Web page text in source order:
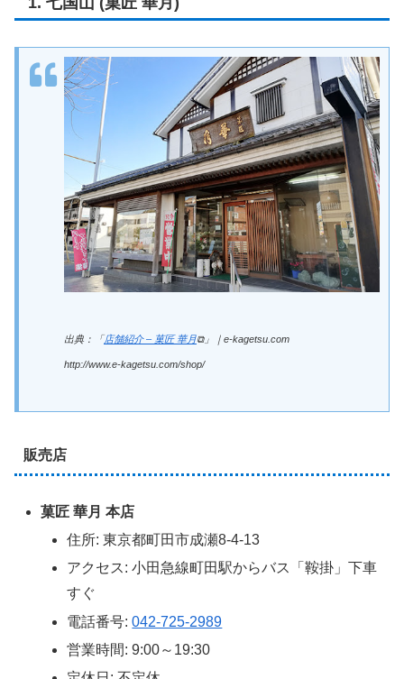
出典：「 店舗紹介 – 菓匠 華月⧉」｜e-kagetsu.com
http://www.e-kagetsu.com/shop/
販売店
菓匠 華月 本店
住所: 東京都町田市成瀬8-4-13
アクセス: 小田急線町田駅からバス「鞍掛」下車
すぐ
電話番号:042-725-2989
営業時間: 9:00～19:30